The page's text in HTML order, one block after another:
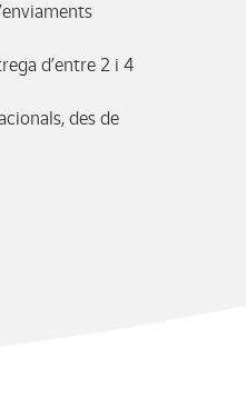
d’entre 2 i 4
des de